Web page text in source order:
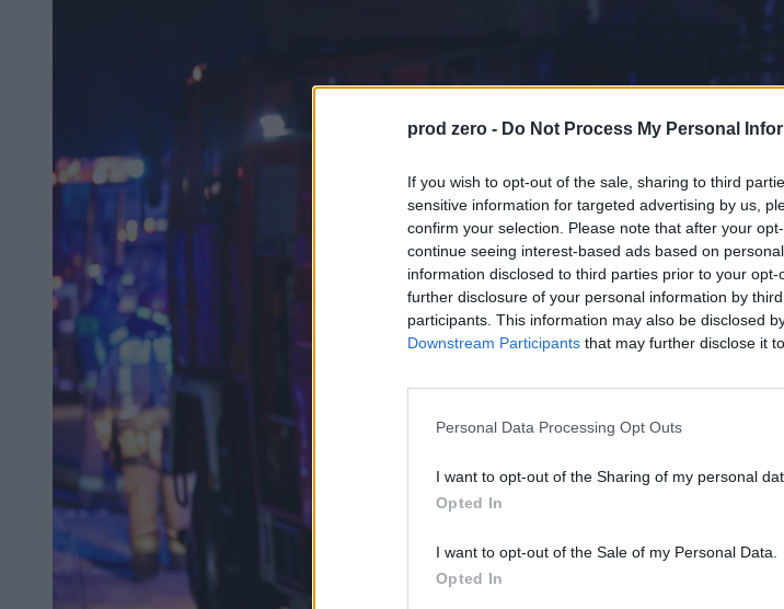
prod zero - Do Not Process My Personal
If you wish to opt-out of the sale, sharing to third
sensitive information for targeted advertising by us,
confirm your selection. Please note that after your
continue seeing interest-based ads based on
information disclosed to third parties prior to your
further disclosure of your personal information by
participants. This information may also be disclosed
Downstream Participants that may further disclose it
Personal Data Processing Opt Outs
I want to opt-out of the Sharing of my personal
Opted In
I want to opt-out of the Sale of my Personal Data.
Opted In